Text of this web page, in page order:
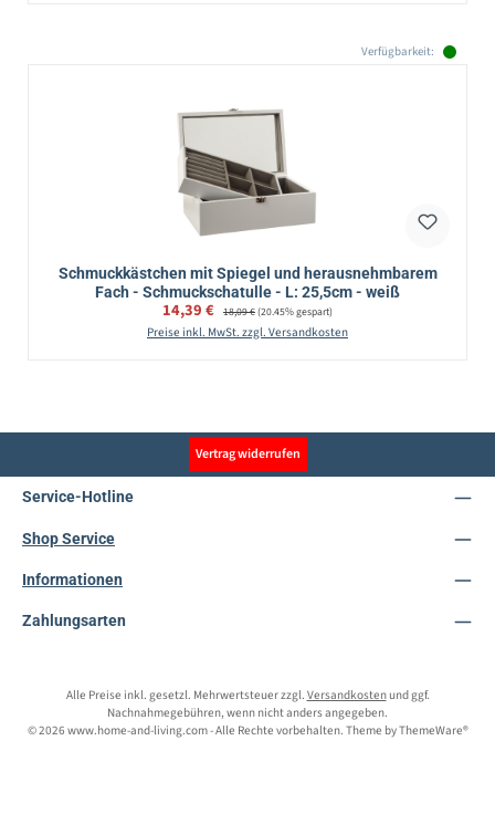
Verfügbarkeit:
Schmuckkästchen mit Spiegel und herausnehmbarem
Fach - Schmuckschatulle - L: 25,5cm - weiß
Verkaufspreis:
14,39 € Regulärer Preis:
18,09 €(20.45% gespart)
Preise inkl. MwSt. zzgl. Versandkosten
Vertrag widerrufen
Service-Hotline
Shop Service
Informationen
Zahlungsarten
Alle Preise inkl. gesetzl. Mehrwertsteuer zzgl. Versandkostenund ggf.
Nachnahmegebühren, wenn nicht anders angegeben.
© 2026 www.home-and-living.com - Alle Rechte vorbehalten. Theme byThemeWare®